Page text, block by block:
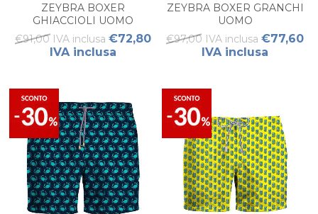
ZEYBRA BOXER
GHIACCIOLI UOMO
€91,00 IVA inclusa €72,80
IVA inclusa
ZEYBRA BOXER GRANCHI
UOMO
€97,00 IVA inclusa €77,60
IVA inclusa